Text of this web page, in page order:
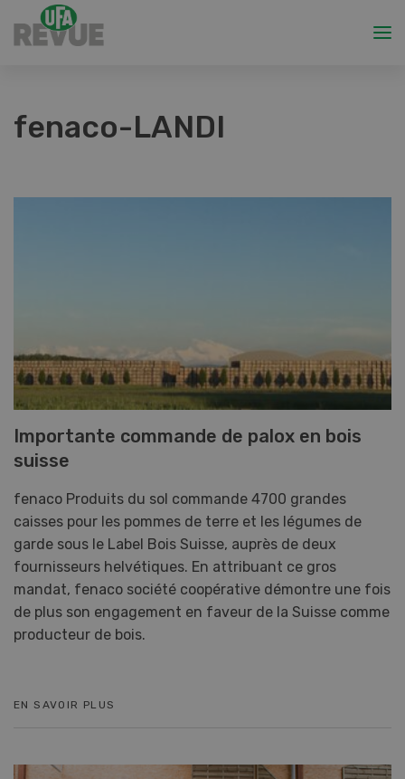
fenaco-LANDI
Importante commande de palox en bois
suisse
fenaco Produits du sol commande 4700 grandes
caisses pour les pommes de terre et les légumes de
garde sous le Label Bois Suisse, auprès de deux
fournisseurs helvétiques. En attribuant ce gros
mandat, fenaco société coopérative démontre une fois
de plus son engagement en faveur de la Suisse comme
producteur de bois.
EN SAVOIR PLUS